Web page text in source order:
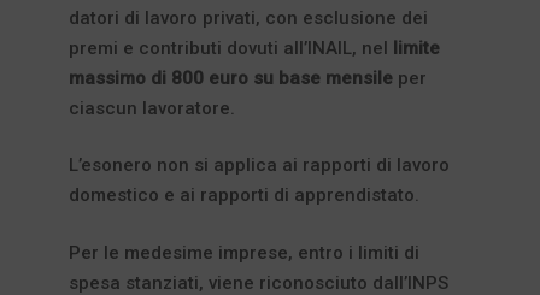
datori di lavoro privati, con esclusione dei
premi e contributi dovuti all’INAIL, nel limite
massimo di 800 euro su base mensileper
ciascun lavoratore.
L’esonero non si applica ai rapporti di lavoro
domestico e ai rapporti di apprendistato.
Per le medesime imprese, entro i limiti di
spesa stanziati, viene riconosciuto dall’INPS